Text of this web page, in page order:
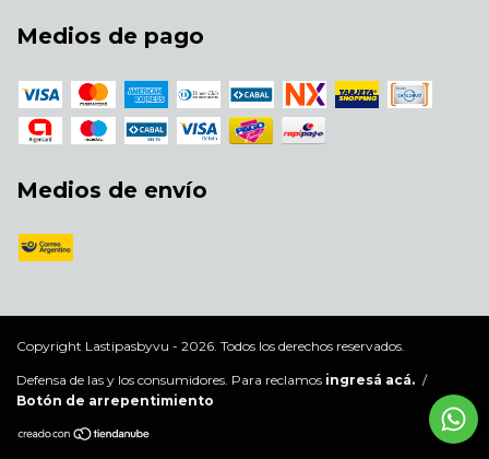
Medios de pago
Medios de envío
Copyright Lastipasbyvu - 2026. Todos los derechos reservados.
Defensa de las y los consumidores. Para reclamos ingresá acá. /
Botón de arrepentimiento